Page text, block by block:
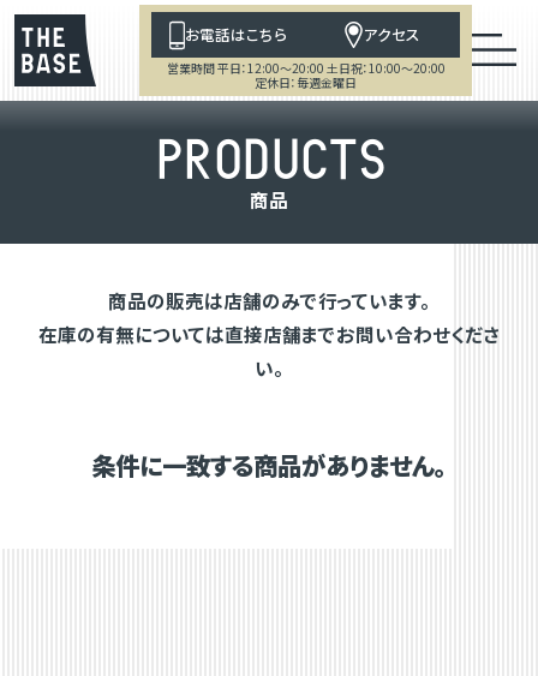
お電話はこちら アクセス
営業時間 平日：12:00～20:00 土日祝：10:00～20:00
定休日：毎週金曜日
PRODUCTS
商品
商品の販売は店舗のみで行っています。
在庫の有無については直接店舗までお問い合わせくださ
い。
条件に一致する商品がありません。